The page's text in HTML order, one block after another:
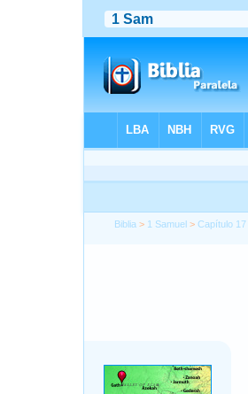
Biblia > 1 Samuel >Capítulo 17